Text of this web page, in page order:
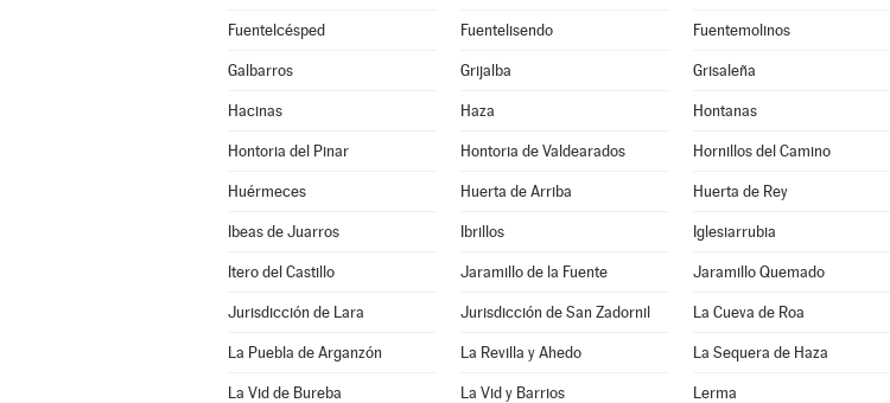
Fuentelcésped Fuentelisendo Fuentemolinos
Galbarros Grijalba Grisaleña
Hacinas Haza Hontanas
Hontoria del Pinar Hontoria de Valdearados Hornillos del Camino
Huérmeces Huerta de Arriba Huerta de Rey
Ibeas de Juarros Ibrillos Iglesiarrubia
Itero del Castillo Jaramillo de la Fuente Jaramillo Quemado
Jurisdicción de Lara Jurisdicción de San Zadornil La Cueva de Roa
La Puebla de Arganzón La Revilla y Ahedo La Sequera de Haza
La Vid de Bureba La Vid y Barrios Lerma